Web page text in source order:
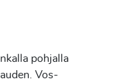
pohjalla
Vos-